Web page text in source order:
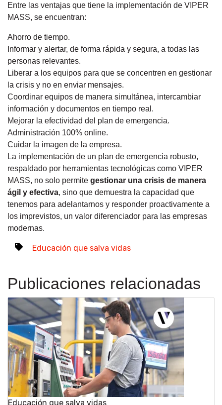
Entre las ventajas que tiene la implementación de VIPER
MASS, se encuentran:
Ahorro de tiempo.
Informar y alertar, de forma rápida y segura, a todas las
personas relevantes.
Liberar a los equipos para que se concentren en gestionar
la crisis y no en enviar mensajes.
Coordinar equipos de manera simultánea, intercambiar
información y documentos en tiempo real.
Mejorar la efectividad del plan de emergencia.
Administración 100% online.
Cuidar la imagen de la empresa.
La implementación de un plan de emergencia robusto,
respaldado por herramientas tecnológicas como VIPER
MASS, no solo permite gestionar una crisis de manera
ágil y efectiva, sino que demuestra la capacidad que
tenemos para adelantarnos y responder proactivamente a
los imprevistos, un valor diferenciador para las empresas
modernas.
Educación que salva vidas
Publicaciones relacionadas
Educación que salva vidas